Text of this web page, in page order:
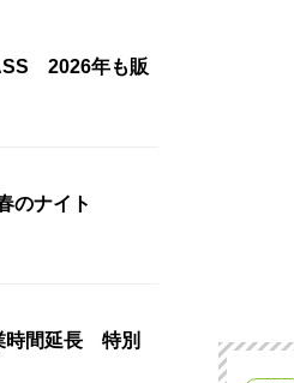
2026年も販
のナイト
時間延長 特別